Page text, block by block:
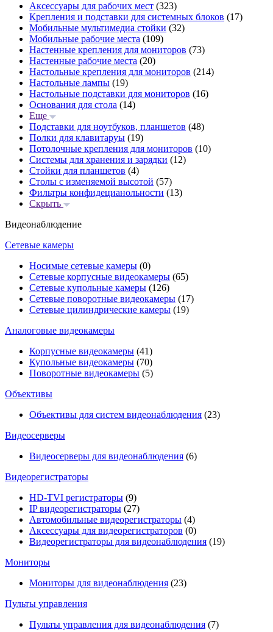
Аксессуары для рабочих мест (323)
Крепления и подставки для системных блоков (17)
Мобильные мультимедиа стойки (32)
Мобильные рабочие места (109)
Настенные крепления для мониторов (73)
Настенные рабочие места (20)
Настольные крепления для мониторов (214)
Настольные лампы (19)
Настольные подставки для мониторов (16)
Основания для стола (14)
Еще
Подставки для ноутбуков, планшетов (48)
Полки для клавитаруы (19)
Потолочные крепления для мониторов (10)
Системы для хранения и зарядки (12)
Стойки для планшетов (4)
Столы с изменяемой высотой (57)
Фильтры конфидецианольности (13)
Скрыть
Видеонаблюдение
Сетевые камеры
Носимые сетевые камеры (0)
Сетевые корпусные видеокамеры (65)
Сетевые купольные камеры (126)
Сетевые поворотные видеокамеры (17)
Сетевые цилиндрические камеры (19)
Аналоговые видеокамеры
Корпусные видеокамеры (41)
Купольные видеокамеры (70)
Поворотные видеокамеры (5)
Объективы
Объективы для систем видеонаблюдения (23)
Видеосерверы
Видеосерверы для видеонаблюдения (6)
Видеорегистраторы
HD-TVI регистраторы (9)
IP видеорегистраторы (27)
Автомобильные видеорегистраторы (4)
Аксессуары для видеорегистраторов (0)
Видеорегистраторы для видеонаблюдения (19)
Мониторы
Мониторы для видеонаблюдения (23)
Пульты управления
Пульты управления для видеонаблюдения (7)